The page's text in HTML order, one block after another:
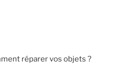
réparer vos objets ?